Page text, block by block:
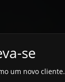
se
um novo cliente.